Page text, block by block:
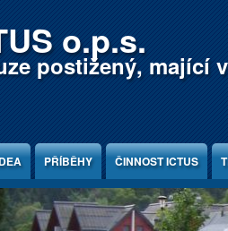
o.p.s.
postižený, mající
PŘÍBĚHY ČINNOST ICTUS